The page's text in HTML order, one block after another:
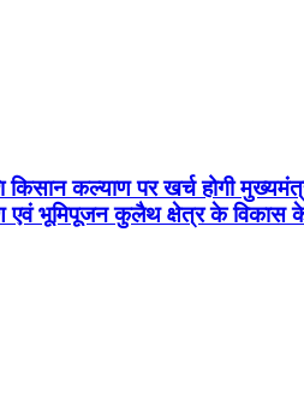
कल्याण पर खर्च होगी
एवं भूमिपूजन कुलैथ क्षेत्र के विकास